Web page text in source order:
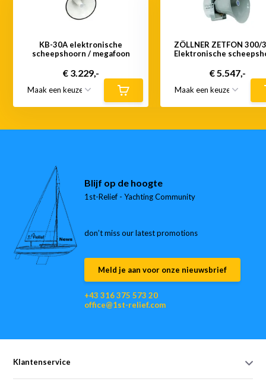
KB-30A elektronische
scheepshoorn / megafoon
€ 3.229,-
ZÖLLNER ZETFON 300/
Elektronische
€ 5.547,-
Blijf op de hoogte
1st-Relief - Yachting Community
don’t miss our latest promotions
Meld je aan voor onze nieuwsbrief
+43 316 375 573 20
office@1st-relief.com
Klantenservice